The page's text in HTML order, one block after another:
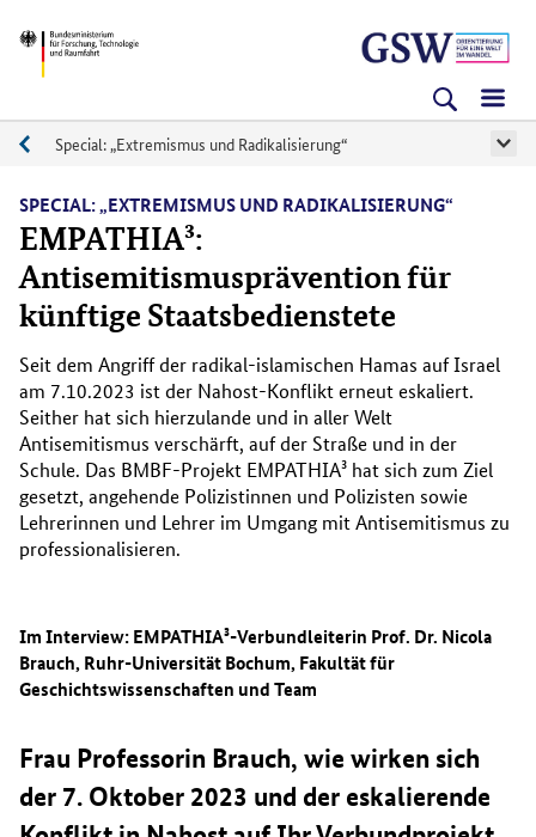
zum
(Eingabetaste)
zum
(Eingabetaste)
zur
(Eingabetaste)
BMFTR
Specials
Special: „Extremismus und Radikalisierung“
SPECIAL: „EXTREMISMUS UND RADIKALISIERUNG“
EMPATHIA³:
Antisemitismusprävention für
künftige Staatsbedienstete
Seit dem Angriff der radikal-islamischen Hamas auf Israel
am 7.10.2023 ist der Nahost-Konflikt erneut eskaliert.
Seither hat sich hierzulande und in aller Welt
Antisemitismus verschärft, auf der Straße und in der
Schule. Das BMBF-Projekt EMPATHIA³ hat sich zum Ziel
gesetzt, angehende Polizistinnen und Polizisten sowie
Lehrerinnen und Lehrer im Umgang mit Antisemitismus zu
professionalisieren.
Im Interview: EMPATHIA³-Verbundleiterin Prof. Dr. Nicola
Brauch, Ruhr-Universität Bochum, Fakultät für
Geschichtswissenschaften und Team
Frau Professorin Brauch, wie wirken sich
der 7. Oktober 2023 und der eskalierende